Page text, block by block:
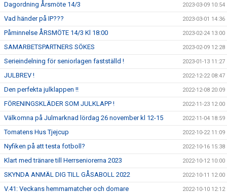
Dagordning Årsmöte 14/3 2023-03-09 10:54
Vad händer på IP??? 2023-03-01 14:36
Påminnelse ÅRSMÖTE 14/3 Kl 18:00 2023-02-24 13:00
SAMARBETSPARTNERS SÖKES 2023-02-09 12:28
Serieindelning för seniorlagen fastställd ! 2023-01-13 11:27
JULBREV ! 2022-12-22 08:47
Den perfekta julklappen !! 2022-12-08 20:09
FÖRENINGSKLÄDER SOM JULKLAPP ! 2022-11-23 12:00
Välkomna på Julmarknad lördag 26 november kl 12-15 2022-11-04 18:59
Tomatens Hus Tjejcup 2022-10-22 11:09
Nyfiken på att testa fotboll? 2022-10-16 15:38
Klart med tränare till Herrseniorerna 2023 2022-10-12 10:00
SKYNDA ANMÄL DIG TILL GÅSABOLL 2022 2022-10-11 12:00
V.41: Veckans hemmamatcher och domare 2022-10-10 12:12